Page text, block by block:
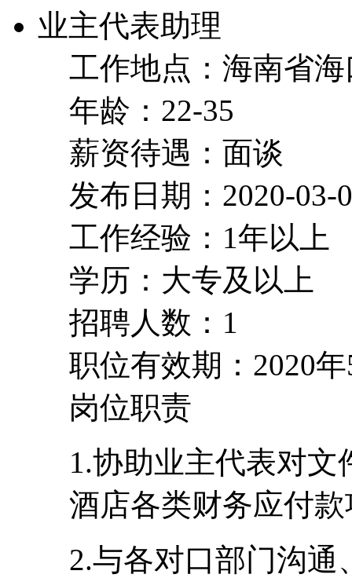
业主代表助理
工作地点：海南省
年龄：22-35
薪资待遇：面谈
发布日期：2020-03-
工作经验：1年以上
学历：大专及以上
招聘人数：1
职位有效期：2020
岗位职责
1.协助业主代表对
酒店各类财务应付
2.与各对口部门沟